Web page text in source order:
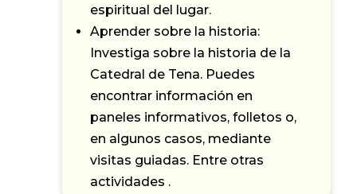
espiritual del lugar.
Aprender sobre la historia:
Investiga sobre la historia de la
Catedral de Tena. Puedes
encontrar información en
paneles informativos, folletos o,
en algunos casos, mediante
visitas guiadas. Entre otras
actividades .